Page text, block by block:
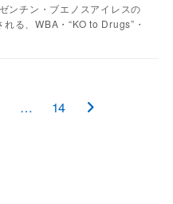
ンチン・ブエノスアイレスの
る、WBA・“KO to Drugs”・
… 14